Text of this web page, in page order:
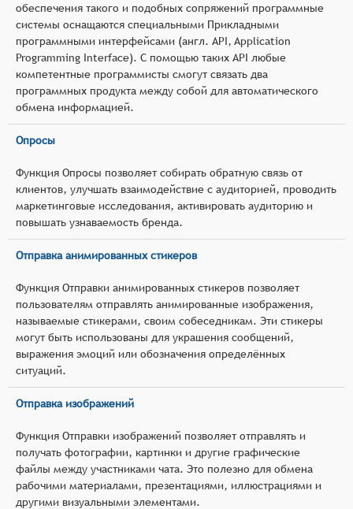
обеспечения такого и подобных сопряжений программные
системы оснащаются специальными Прикладными
программными интерфейсами (англ. API, Application
Programming Interface). С помощью таких API любые
компетентные программисты смогут связать два
программных продукта между собой для автоматического
обмена информацией.
Опросы
Функция Опросы позволяет собирать обратную связь от
клиентов, улучшать взаимодействие с аудиторией, проводить
маркетинговые исследования, активировать аудиторию и
повышать узнаваемость бренда.
Отправка анимированных стикеров
Функция Отправки анимированных стикеров позволяет
пользователям отправлять анимированные изображения,
называемые стикерами, своим собеседникам. Эти стикеры
могут быть использованы для украшения сообщений,
выражения эмоций или обозначения определённых
ситуаций.
Отправка изображений
Функция Отправки изображений позволяет отправлять и
получать фотографии, картинки и другие графические
файлы между участниками чата. Это полезно для обмена
рабочими материалами, презентациями, иллюстрациями и
другими визуальными элементами.